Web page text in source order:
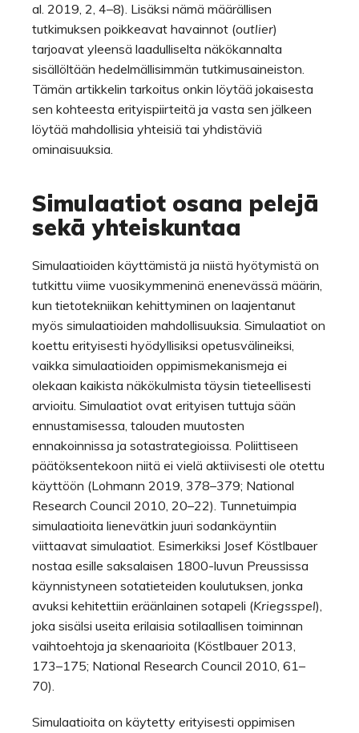
al. 2019, 2, 4–8). Lisäksi nämä määrällisen
tutkimuksen poikkeavat havainnot (outlier)
tarjoavat yleensä laadulliselta näkökannalta
sisällöltään hedelmällisimmän tutkimusaineiston.
Tämän artikkelin tarkoitus onkin löytää jokaisesta
sen kohteesta erityispiirteitä ja vasta sen jälkeen
löytää mahdollisia yhteisiä tai yhdistäviä
ominaisuuksia.
Simulaatiot osana pelejä
sekä yhteiskuntaa
Simulaatioiden käyttämistä ja niistä hyötymistä on
tutkittu viime vuosikymmeninä enenevässä määrin,
kun tietotekniikan kehittyminen on laajentanut
myös simulaatioiden mahdollisuuksia. Simulaatiot on
koettu erityisesti hyödyllisiksi opetusvälineiksi,
vaikka simulaatioiden oppimismekanismeja ei
olekaan kaikista näkökulmista täysin tieteellisesti
arvioitu. Simulaatiot ovat erityisen tuttuja sään
ennustamisessa, talouden muutosten
ennakoinnissa ja sotastrategioissa. Poliittiseen
päätöksentekoon niitä ei vielä aktiivisesti ole otettu
käyttöön (Lohmann 2019, 378–379; National
Research Council 2010, 20–22). Tunnetuimpia
simulaatioita lienevätkin juuri sodankäyntiin
viittaavat simulaatiot. Esimerkiksi Josef Köstlbauer
nostaa esille saksalaisen 1800-luvun Preussissa
käynnistyneen sotatieteiden koulutuksen, jonka
avuksi kehitettiin eräänlainen sotapeli (Kriegsspel),
joka sisälsi useita erilaisia sotilaallisen toiminnan
vaihtoehtoja ja skenaarioita (Köstlbauer 2013,
173–175; National Research Council 2010, 61–
70).
Simulaatioita on käytetty erityisesti oppimisen